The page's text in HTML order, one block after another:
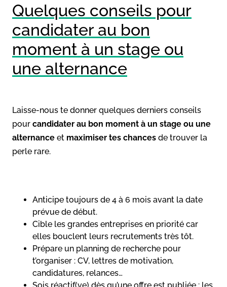
Quelques conseils pour
candidater au bon
moment à un stage ou
une alternance
Laisse-nous te donner quelques derniers conseils
pour candidater au bon moment à un stage ou une
alternance et maximiser tes chances de trouver la
perle rare.
Anticipe toujours de 4 à 6 mois avant la date
prévue de début.
Cible les grandes entreprises en priorité car
elles bouclent leurs recrutements très tôt.
Prépare un planning de recherche pour
t’organiser : CV, lettres de motivation,
candidatures, relances…